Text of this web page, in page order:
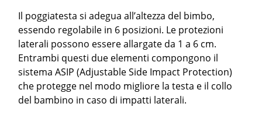
Il poggiatesta si adegua all’altezza del bimbo,
essendo regolabile in 6 posizioni. Le protezioni
laterali possono essere allargate da 1 a 6 cm.
Entrambi questi due elementi compongono il
sistema ASIP (Adjustable Side Impact Protection)
che protegge nel modo migliore la testa e il collo
del bambino in caso di impatti laterali.